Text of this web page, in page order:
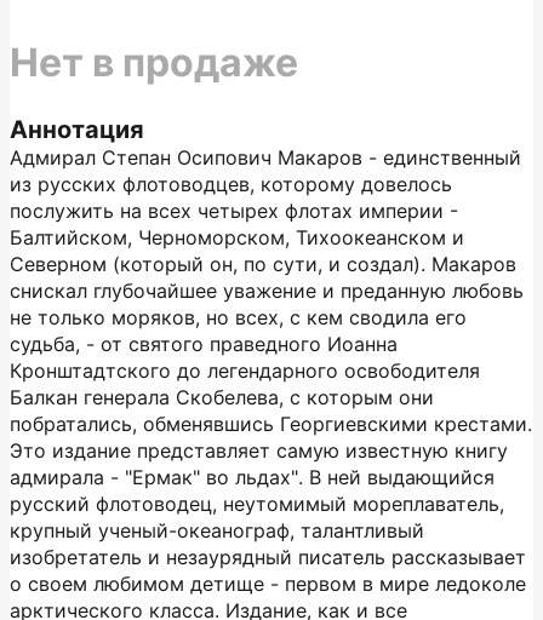
Аннотация
Адмирал Степан Осипович Макаров - единственный
из русских флотоводцев, которому довелось
послужить на всех четырех флотах империи -
Балтийском, Черноморском, Тихоокеанском и
Северном (который он, по сути, и создал). Макаров
снискал глубочайшее уважение и преданную любовь
не только моряков, но всех, с кем сводила его
судьба, - от святого праведного Иоанна
Кронштадтского до легендарного освободителя
Балкан генерала Скобелева, с которым они
побратались, обменявшись Георгиевскими крестами.
Это издание представляет самую известную книгу
адмирала - "Ермак" во льдах". В ней выдающийся
русский флотоводец, неутомимый мореплаватель,
крупный ученый-океанограф, талантливый
изобретатель и незаурядный писатель рассказывает
о своем любимом детище - первом в мире ледоколе
арктического класса. Издание, как и все
Нет в продаже